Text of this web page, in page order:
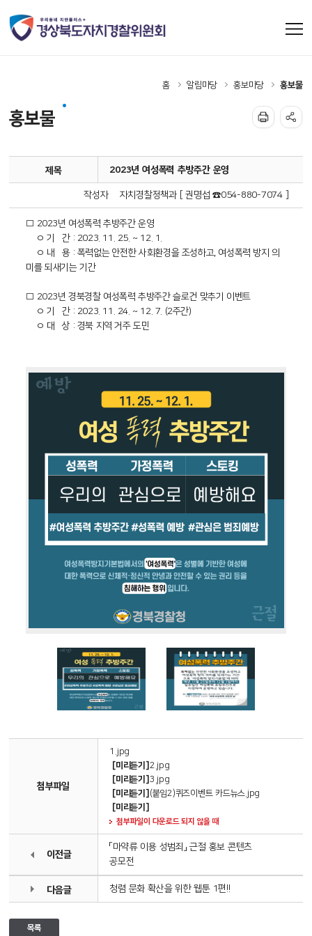
홈 알림마당 홍보마당 홍보물
홍보물
제목 2023년 여성폭력 추방주간 운영
작성자 자치경찰정책과 [ 권명섭 ☎054-880-7074 ]
□ 2023년 여성폭력 추방주간 운영
ㅇ 기 간 : 2023. 11. 25. ~ 12. 1.
ㅇ 내 용 : 폭력없는 안전한 사회환경을 조성하고, 여성폭력 방지 의
미를 되새기는 기간
□ 2023년 경북경찰 여성폭력 추방주간 슬로건 맞추기 이벤트
ㅇ 기 간 : 2023. 11. 24. ~ 12. 7. (2주간)
ㅇ 대 상 : 경북 지역 거주 도민
첨부파일
1.jpg
[미리듣기] 2.jpg
[미리듣기] 3.jpg
[미리듣기] (붙임2)퀴즈이벤트 카드뉴스.jpg
[미리듣기]
첨부파일이 다운로드 되지 않을 때
이전글
「마약류 이용 성범죄」 근절 홍보 콘텐츠
공모전
다음글 청렴 문화 확산을 위한 웹툰 1편!!
목록